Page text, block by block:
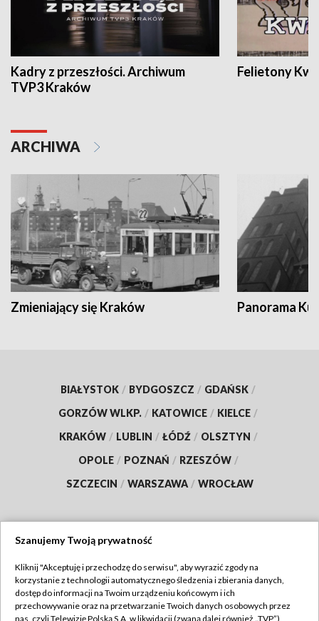
Kadry z przeszłości. Archiwum
TVP3 Kraków
Felietony
ARCHIWA
Zmieniający się Kraków Panorama
BIAŁYSTOK / BYDGOSZCZ / GDAŃSK /
GORZÓW WLKP. / KATOWICE / KIELCE /
KRAKÓW / LUBLIN / ŁÓDŹ / OLSZTYN /
OPOLE / POZNAŃ / RZESZÓW /
SZCZECIN / WARSZAWA / WROCŁAW
TVP
Abonament TVP
Regulamin TVP
Szanujemy Twoją prywatność
Kliknij "Akceptuję i przechodzę do serwisu", aby wyrazić zgody na
korzystanie z technologii automatycznego śledzenia i zbierania danych,
dostęp do informacji na Twoim urządzeniu końcowym i ich
przechowywanie oraz na przetwarzanie Twoich danych osobowych przez
nas, czyli Telewizję Polską S.A. w likwidacji (zwaną dalej również „TVP”),